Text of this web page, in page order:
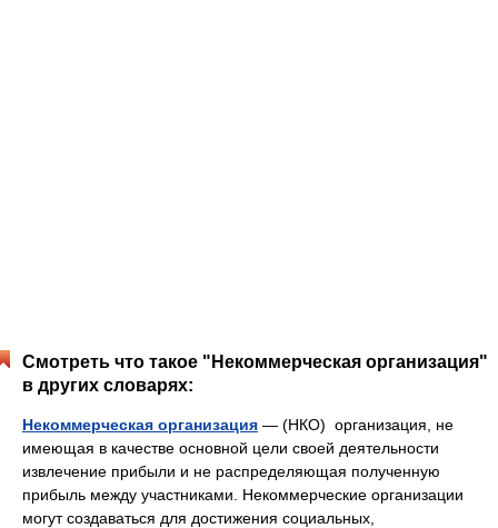
Смотреть что такое "Некоммерческая организация"
в других словарях:
Некоммерческая организация — (НКО) организация, не
имеющая в качестве основной цели своей деятельности
извлечение прибыли и не распределяющая полученную
прибыль между участниками. Некоммерческие организации
могут создаваться для достижения социальных,